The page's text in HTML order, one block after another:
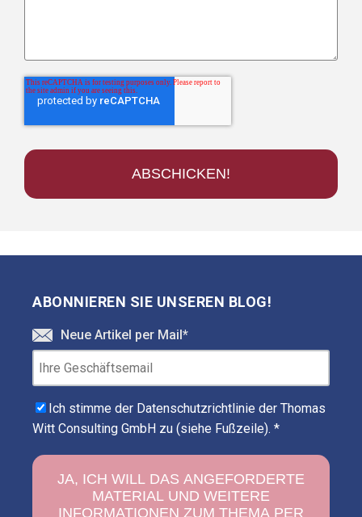
ABONNIEREN SIE UNSEREN BLOG!
Neue Artikel per Mail*
Ich stimme der Datenschutzrichtlinie der Thomas
Witt Consulting GmbH zu (siehe Fußzeile). *